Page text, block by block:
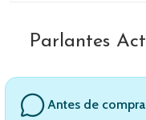
Parlantes
Antes de